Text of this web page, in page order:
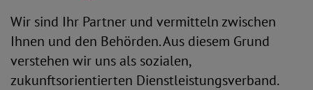
Wir sind Ihr Partner und vermitteln zwischen
Ihnen und den Behörden. Aus diesem Grund
verstehen wir uns als sozialen,
zukunftsorientierten Dienstleistungsverband.